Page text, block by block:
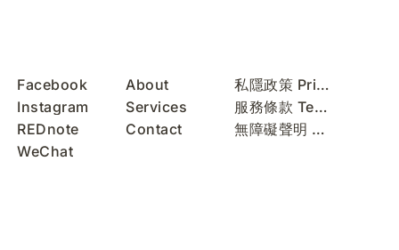
Facebook
Instagram
REDnote
WeChat
About
Services
Contact
私隱政策 Privacy Policy
服務條款 Terms of Use
無障礙聲明 Accessibility Statement